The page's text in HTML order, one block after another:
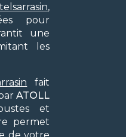
,
pour
une
les
fait
ATOLL
et
permet